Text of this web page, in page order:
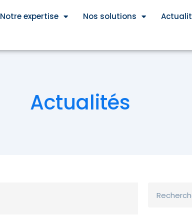
Notre expertise Nos solutions
Actualités